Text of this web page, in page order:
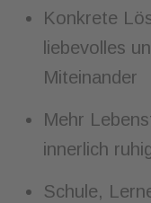
Konkrete
liebevolles
Miteinander
Mehr
innerlich
Schule,